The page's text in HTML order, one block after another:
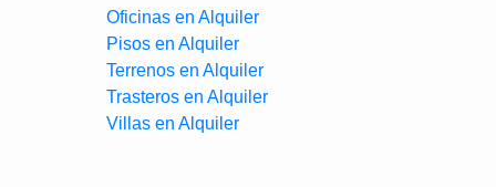
Oficinas en Alquiler
Pisos en Alquiler
Terrenos en Alquiler
Trasteros en Alquiler
Villas en Alquiler